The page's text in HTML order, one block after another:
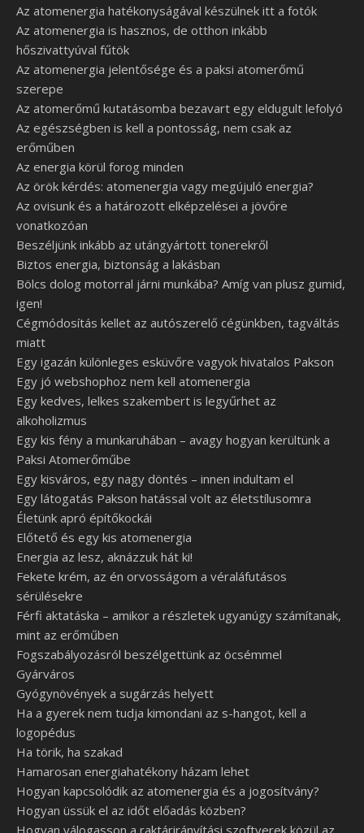
Az atomenergia hatékonyságával készülnek itt a fotók
Az atomenergia is hasznos, de otthon inkább
hőszivattyúval fűtök
Az atomenergia jelentősége és a paksi atomerőmű
szerepe
Az atomerőmű kutatásomba bezavart egy eldugult lefolyó
Az egészségben is kell a pontosság, nem csak az
erőműben
Az energia körül forog minden
Az örök kérdés: atomenergia vagy megújuló energia?
Az ovisunk és a határozott elképzelései a jövőre
vonatkozóan
Beszéljünk inkább az utángyártott tonerekről
Biztos energia, biztonság a lakásban
Bölcs dolog motorral járni munkába? Amíg van plusz gumid,
igen!
Cégmódosítás kellet az autószerelő cégünkben, tagváltás
miatt
Egy igazán különleges esküvőre vagyok hivatalos Pakson
Egy jó webshophoz nem kell atomenergia
Egy kedves, lelkes szakembert is legyűrhet az
alkoholizmus
Egy kis fény a munkaruhában – avagy hogyan kerültünk a
Paksi Atomerőműbe
Egy kisváros, egy nagy döntés – innen indultam el
Egy látogatás Pakson hatással volt az életstílusomra
Életünk apró építőkockái
Előtető és egy kis atomenergia
Energia az lesz, aknázzuk hát ki!
Fekete krém, az én orvosságom a véraláfutásos
sérülésekre
Férfi aktatáska – amikor a részletek ugyanúgy számítanak,
mint az erőműben
Fogszabályozásról beszélgettünk az öcsémmel
Gyárváros
Gyógynövények a sugárzás helyett
Ha a gyerek nem tudja kimondani az s-hangot, kell a
logopédus
Ha törik, ha szakad
Hamarosan energiahatékony házam lehet
Hogyan kapcsolódik az atomenergia és a jogosítvány?
Hogyan üssük el az időt előadás közben?
Hogyan válogasson a raktárirányítási szoftverek közül az